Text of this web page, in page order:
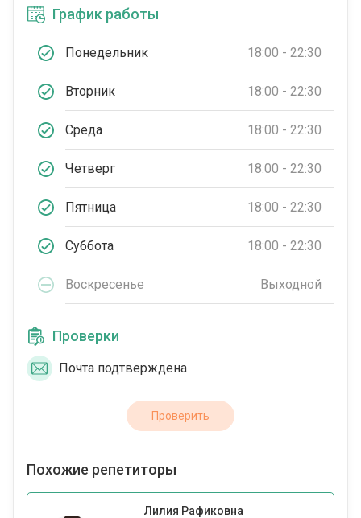
График работы
Понедельник 18:00 - 22:30
Вторник 18:00 - 22:30
Среда 18:00 - 22:30
Четверг 18:00 - 22:30
Пятница 18:00 - 22:30
Суббота 18:00 - 22:30
Воскресенье Выходной
Проверки
Почта подтверждена
Проверить
Похожие репетиторы
Лилия Рафиковна